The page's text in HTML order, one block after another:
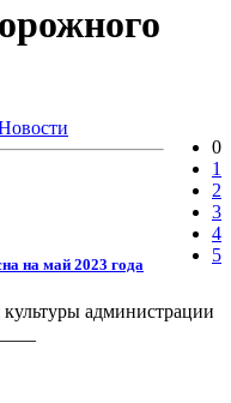
0
1
2
3
4
5
на май 2023 года
администрации